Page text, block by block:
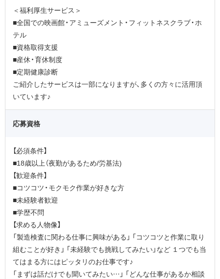
＜福利厚生サービス＞
■全国での映画館・アミューズメント・フィットネスクラブ・ホ
テル
■資格取得支援
■産休・育休制度
■定期健康診断
ご紹介したサービスは一部になりますが、多くの方々に活用頂
いています♪
応募資格
【必須条件】
■18歳以上（夜勤があるため/労基法)
【歓迎条件】
■コツコツ・モクモク作業が好きな方
■未経験者歓迎
■学歴不問
【求める人物像】
「製造検査に関わる仕事に興味がある」 「コツコツと作業に取り
組むことが好き」 「未経験でも挑戦してみたい」など １つでも当
てはまる方にはピッタリのお仕事です♪
「まずは話だけでも聞いてみたい…」 「どんな仕事があるか相談